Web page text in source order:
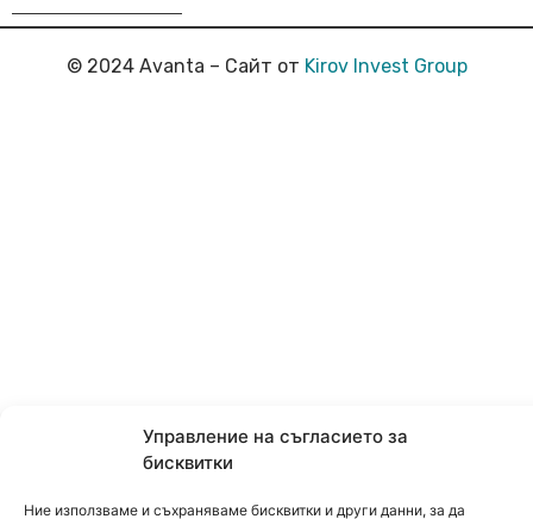
Управление на съгласието за
бисквитки
Ние използваме и съхраняваме бисквитки и други данни, за да
© 2024 Avanta – Сайт от Kirov Invest Group